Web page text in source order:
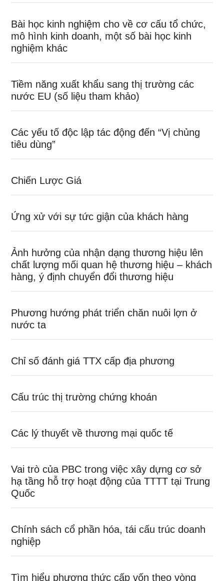
Bài học kinh nghiệm cho về cơ cấu tổ chức,
mô hình kinh doanh, một số bài học kinh
nghiệm khác
Tiềm năng xuất khẩu sang thị trường các
nước EU (số liệu tham khảo)
Các yếu tố độc lập tác động đến “Vị chủng
tiêu dùng”
Chiến Lược Giá
Ứng xử với sự tức giận của khách hàng
Ảnh hưởng của nhận dạng thương hiệu lên
chất lượng mối quan hệ thương hiệu – khách
hàng, ý định chuyển đổi thương hiệu
Phương hướng phát triển chăn nuôi lợn ở
nước ta
Chỉ số đánh giá TTX cấp địa phương
Cấu trúc thị trường chứng khoán
Các lý thuyết về thương mại quốc tế
Vai trò của PBC trong việc xây dựng cơ sở
hạ tầng hỗ trợ hoạt động của TTTT tại Trung
Quốc
Chính sách cổ phần hóa, tái cấu trúc doanh
nghiệp
Tìm hiểu phương thức cấp vốn theo vòng